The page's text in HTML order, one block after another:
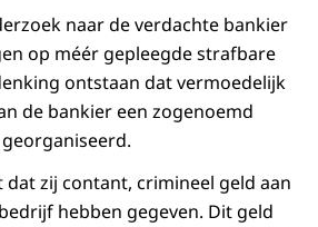
naar de verdachte bankier
op méér gepleegde strafbare
ontstaan dat vermoedelijk
de bankier een zogenoemd
georganiseerd.
zij contant, crimineel geld aan
hebben gegeven. Dit geld